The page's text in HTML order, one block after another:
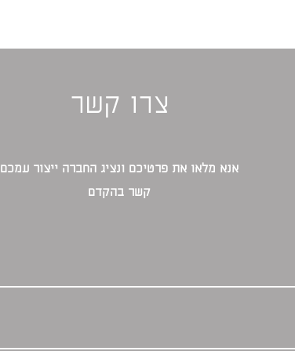
צרו קשר
אנא מלאו את פרטיכם ונציג החברה ייצור עמכם
קשר בהקדם‎